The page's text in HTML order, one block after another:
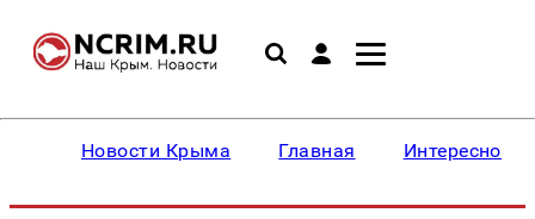
Новости Крыма Главная Интересное